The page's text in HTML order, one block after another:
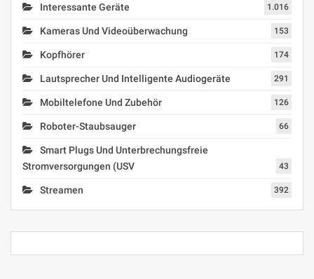
Interessante Geräte 1.016
Kameras Und Videoüberwachung 153
Kopfhörer 174
Lautsprecher Und Intelligente Audiogeräte 291
Mobiltelefone Und Zubehör 126
Roboter-Staubsauger 66
Smart Plugs Und Unterbrechungsfreie
Stromversorgungen (USV
43
Streamen 392